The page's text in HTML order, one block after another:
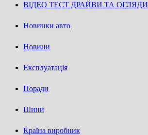
ВІДЕО ТЕСТ ДРАЙВИ ТА ОГЛЯДИ
Новинки авто
Новини
Експлуатація
Поради
Шини
Країна виробник